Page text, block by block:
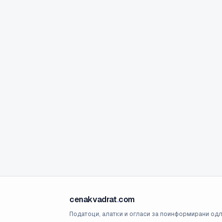
cenakvadrat.com
Податоци, алатки и огласи за поинформирани